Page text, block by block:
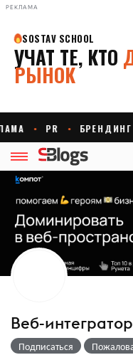
РЕКЛАМА
Веб-
Подписаться